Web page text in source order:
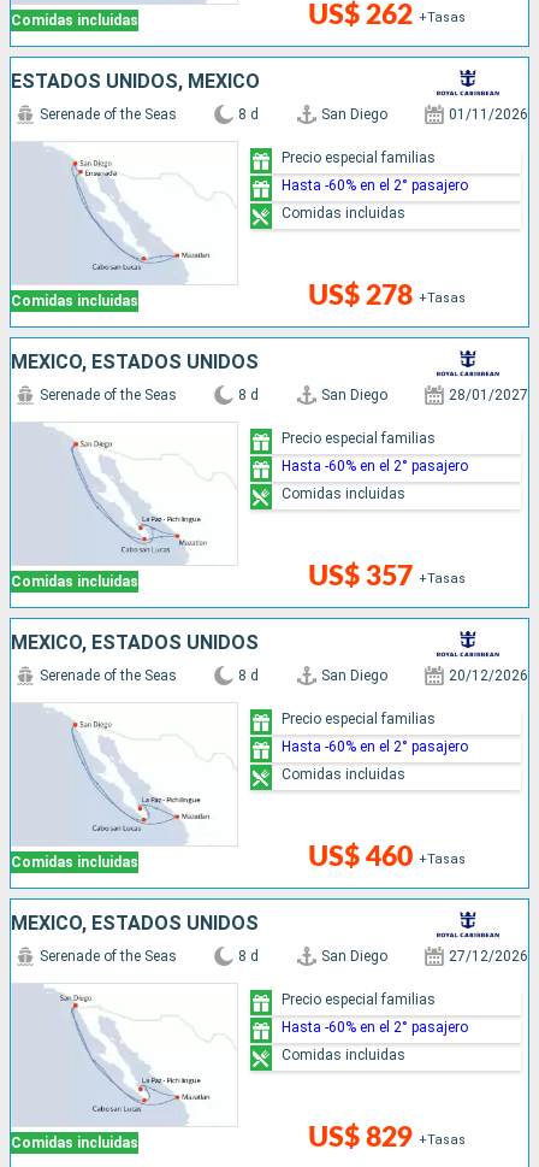
Comidas incluidas US$ 262 +Tasas
ESTADOS UNIDOS, MÉXICO
Comidas incluidas
Serenade of the Seas 8 d San Diego 01/11/2026
US$ 278 +Tasas
Precio especial familias
Hasta -60% en el 2° pasajero
Comidas incluidas
MÉXICO, ESTADOS UNIDOS
Comidas incluidas
Serenade of the Seas 8 d San Diego 28/01/2027
US$ 357 +Tasas
Precio especial familias
Hasta -60% en el 2° pasajero
Comidas incluidas
MÉXICO, ESTADOS UNIDOS
Comidas incluidas
Serenade of the Seas 8 d San Diego 20/12/2026
US$ 460 +Tasas
Precio especial familias
Hasta -60% en el 2° pasajero
Comidas incluidas
MÉXICO, ESTADOS UNIDOS
Comidas incluidas
Serenade of the Seas 8 d San Diego 27/12/2026
US$ 829 +Tasas
Precio especial familias
Hasta -60% en el 2° pasajero
Comidas incluidas